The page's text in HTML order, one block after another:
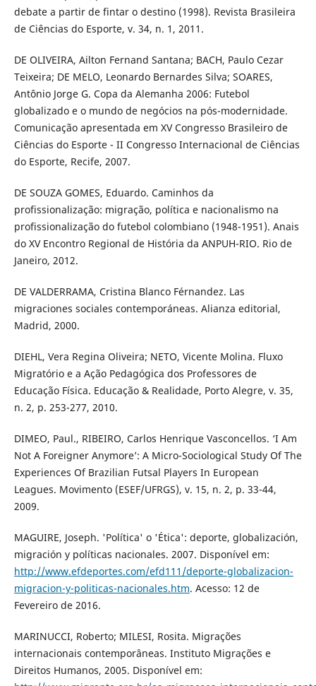
debate a partir de fintar o destino (1998). Revista Brasileira
de Ciências do Esporte, v. 34, n. 1, 2011.
DE OLIVEIRA, Ailton Fernand Santana; BACH, Paulo Cezar
Teixeira; DE MELO, Leonardo Bernardes Silva; SOARES,
Antônio Jorge G. Copa da Alemanha 2006: Futebol
globalizado e o mundo de negócios na pós-modernidade.
Comunicação apresentada em XV Congresso Brasileiro de
Ciências do Esporte - II Congresso Internacional de Ciências
do Esporte, Recife, 2007.
DE SOUZA GOMES, Eduardo. Caminhos da
profissionalização: migração, política e nacionalismo na
profissionalização do futebol colombiano (1948-1951). Anais
do XV Encontro Regional de História da ANPUH-RIO. Rio de
Janeiro, 2012.
DE VALDERRAMA, Cristina Blanco Férnandez. Las
migraciones sociales contemporáneas. Alianza editorial,
Madrid, 2000.
DIEHL, Vera Regina Oliveira; NETO, Vicente Molina. Fluxo
Migratório e a Ação Pedagógica dos Professores de
Educação Física. Educação & Realidade, Porto Alegre, v. 35,
n. 2, p. 253-277, 2010.
DIMEO, Paul., RIBEIRO, Carlos Henrique Vasconcellos. ‘I Am
Not A Foreigner Anymore’: A Micro-Sociological Study Of The
Experiences Of Brazilian Futsal Players In European
Leagues. Movimento (ESEF/UFRGS), v. 15, n. 2, p. 33-44,
2009.
MAGUIRE, Joseph. 'Política' o 'Ética': deporte, globalización,
migración y políticas nacionales. 2007. Disponível em:
http://www.efdeportes.com/efd111/deporte-globalizacion-
migracion-y-politicas-nacionales.htm. Acesso: 12 de
Fevereiro de 2016.
MARINUCCI, Roberto; MILESI, Rosita. Migrações
internacionais contemporâneas. Instituto Migrações e
Direitos Humanos, 2005. Disponível em: